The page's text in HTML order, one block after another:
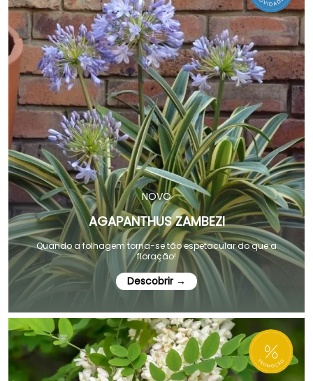
NOVO
AGAPANTHUS ZAMBEZI
Quando a folhagem torna-se tão espetacular do que a
floração!
Descobrir →